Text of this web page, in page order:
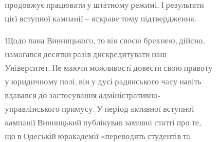
продовжує працювати у штатному режимі. І результати
цієї вступної кампанії – яскраве тому підтвердження.
Щодо пана Винницького, то він своєю брехнею, дійсно,
намагався десятки разів дискредитувати наш
Університет. Не маючи можливості довести свою правоту
у юридичному полі, він у дусі радянського часу навіть
вдавався до застосування адміністративно-
управлінського примусу. У період активної вступної
кампанії Винницький публікував замовні статті про те,
що в Одеській юракадемії «переводять студентів та